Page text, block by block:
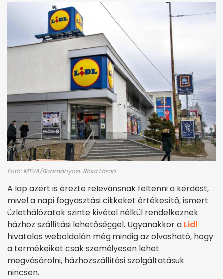
Fotó: MTVA/Bizományosi: Róka László
A lap azért is érezte relevánsnak feltenni a kérdést,
mivel a napi fogyasztási cikkeket értékesítő, ismert
üzlethálózatok szinte kivétel nélkül rendelkeznek
házhoz szállítási lehetőséggel. Ugyanakkor a Lidl
hivatalos weboldalán még mindig az olvasható, hogy
a termékeiket csak személyesen lehet
megvásárolni, házhozszállítási szolgáltatásuk
nincsen.